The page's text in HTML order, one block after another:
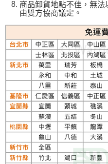
商品卸貨地點不佳，無
由雙方協商議定。